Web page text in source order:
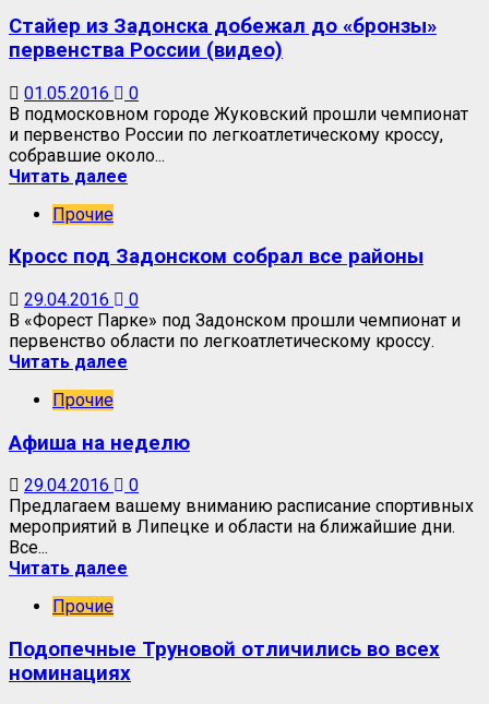
Стайер из Задонска добежал до «бронзы»
первенства России (видео)
01.05.2016
0
В подмосковном городе Жуковский прошли чемпионат
и первенство России по легкоатлетическому кроссу,
собравшие около...
Читать далее
Прочие
Кросс под Задонском собрал все районы
29.04.2016
0
В «Форест Парке» под Задонском прошли чемпионат и
первенство области по легкоатлетическому кроссу.
Читать далее
Прочие
Афиша на неделю
29.04.2016
0
Предлагаем вашему вниманию расписание спортивных
мероприятий в Липецке и области на ближайшие дни.
Все...
Читать далее
Прочие
Подопечные Труновой отличились во всех
номинациях